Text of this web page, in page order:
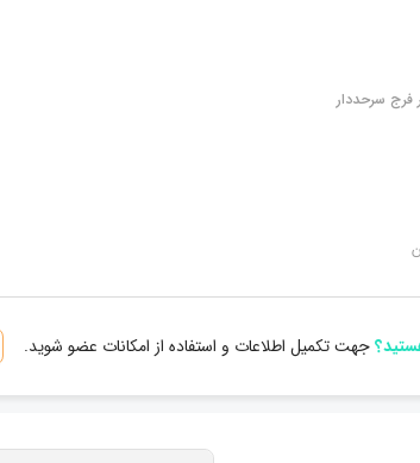
فرج سرحددار
جهت تکمیل اطلاعات و استفاده از امکانات عضو شوید.